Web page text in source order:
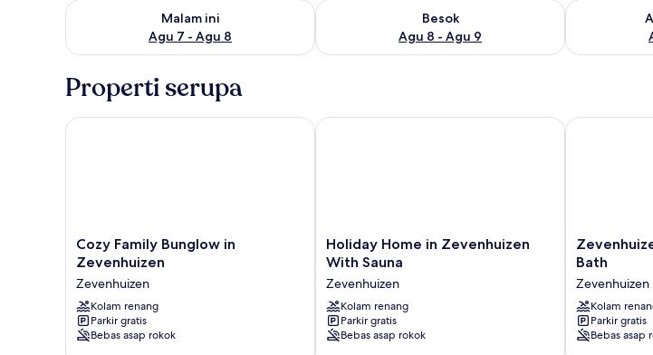
Malam ini
Agu 7 - Agu 8
Periksa ketersediaan untuk malam ini Agu 7 - Agu 8
Besok
Agu 8 - Agu 9
Periksa ketersediaan untuk besok Agu 8 - Agu 9
Periksa
Properti serupa
Cozy
Family
in
Zevenhuizen
Zevenhuizen
Cozy Family Bunglow in
Zevenhuizen
Zevenhuizen
Kolam renang
Parkir gratis
Bebas asap rokok
Cozy Family Bunglow in Zevenhuizen
Holiday
Home
Zevenhuizen
With
Sauna
Zevenhuizen
Holiday Home in Zevenhuizen
With Sauna
Zevenhuizen
Kolam renang
Parkir gratis
Bebas asap rokok
Holiday Home in Zevenhuizen With Sauna
Zevenhuizen
Stay
Bubble
Bath
Zevenhuizen
Bath
Zevenhuizen
Kolam
Parkir gratis
Bebas asap
Zevenhuizen